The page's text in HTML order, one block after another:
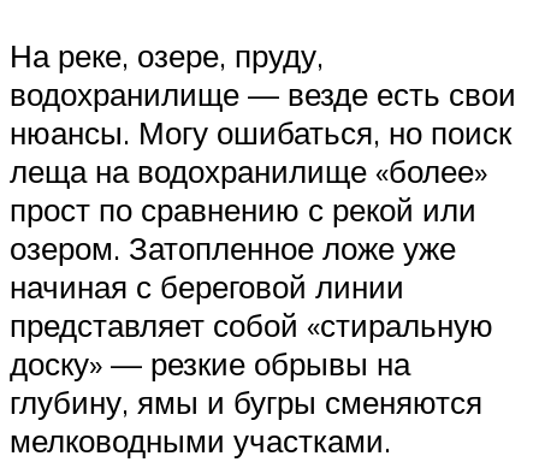
На реке, озере, пруду,
водохранилище — везде есть свои
нюансы. Могу ошибаться, но поиск
леща на водохранилище «более»
прост по сравнению с рекой или
озером. Затопленное ложе уже
начиная с береговой линии
представляет собой «стиральную
доску» — резкие обрывы на
глубину, ямы и бугры сменяются
мелководными участками.